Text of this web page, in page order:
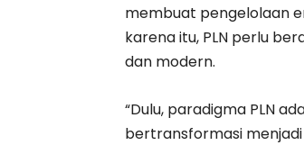
membuat pengelolaan
karena itu, PLN perlu
dan modern.
“Dulu, paradigma PLN
bertransformasi